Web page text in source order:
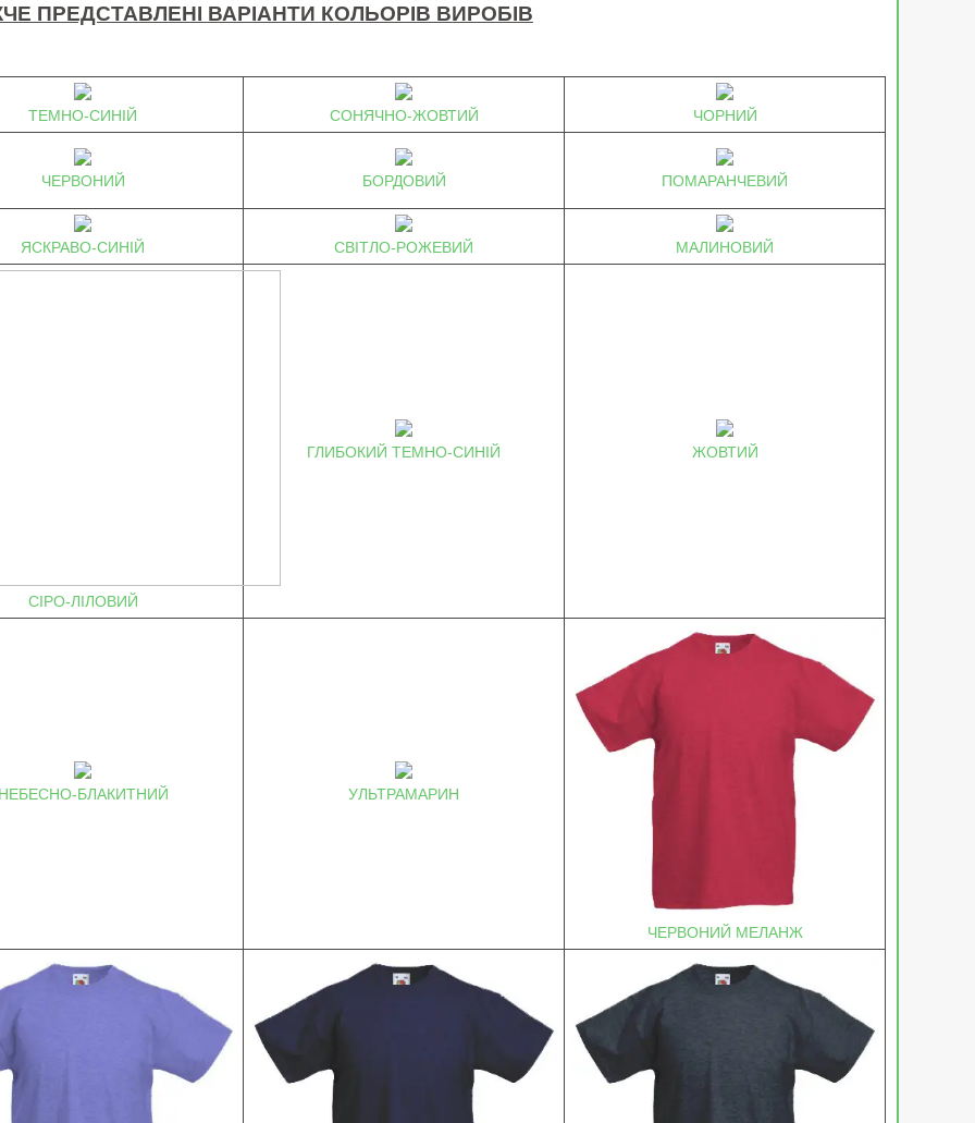
ПРЕДСТАВЛЕНІ ВАРІАНТИ КОЛЬОРІВ ВИРОБІВ
ТЕМНО-СИНІЙ СОНЯЧНО-ЖОВТИЙ ЧОРНИЙ
ЧЕРВОНИЙ БОРДОВИЙ ПОМАРАНЧЕВИЙ
ЯСКРАВО-СИНІЙ СВІТЛО-РОЖЕВИЙ МАЛИНОВИЙ
СІРО-ЛІЛОВИЙ
ГЛИБОКИЙ ТЕМНО-СИНІЙ ЖОВТИЙ
БЛАКИТНИЙ УЛЬТРАМАРИН
ЧЕРВОНИЙ МЕЛАНЖ